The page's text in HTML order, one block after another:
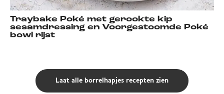
Traybake Poké met gerookte kip
sesamdressing en Voorgestoomde Poké
bowl rijst
Laat alle borrelhapjes recepten zien